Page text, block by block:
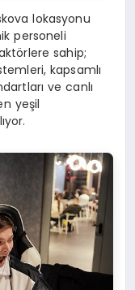
lokasyonu
personeli
sahip;
kapsamlı
ve canlı
yeşil